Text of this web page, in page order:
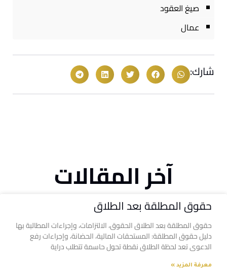
صيغ العقود
عمال
شارك:
آخر المقالات
حقوق المطلقة بعد الطلاق
حقوق المطلقة بعد الطلاق الحقوق، الالتزامات، وإجراءات المطالبة بها
دليل حقوق المطلقة: المستحقات المالية، الحضانة، وإجراءات رفع
الدعوى تعد لحظة الطلاق نقطة تحول حاسمة تتطلب دراية
معرفة المزيد »